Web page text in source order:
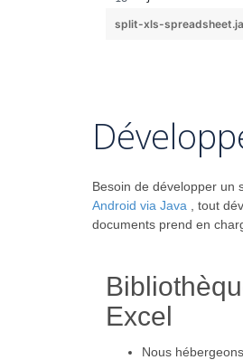
split-xls-
Besoin de développer un
Android via Java , tout
documents prend en
Excel
Nous